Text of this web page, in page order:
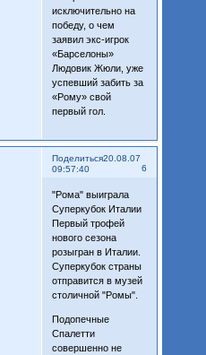
исключительно на
победу, о чем
заявил экс-игрок
«Барселоны»
Людовик Жюли, уже
успевший забить за
«Рому» свой
первый гол.
Поделиться
6
20.08.07
09:57:40
"Рома" выиграла
Суперкубок Италии
Первый трофей
нового сезона
розыгран в Италии.
Суперкубок страны
отправится в музей
столичной "Ромы".
Подопечные
Спалетти
совершенно не